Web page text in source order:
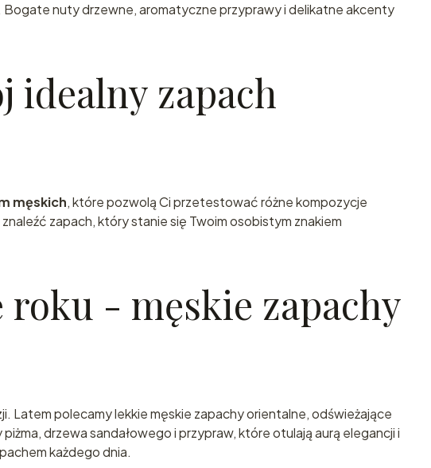
Bogate nuty drzewne, aromatyczne przyprawy i delikatne akcenty
idealny zapach
męskich, które pozwolą Ci przetestować różne kompozycje
znaleźć zapach, który stanie się Twoim osobistym znakiem
roku - męskie zapachy
Latem polecamy lekkie męskie zapachy orientalne, odświeżające
drzewa sandałowego i przypraw, które otulają aurą elegancji i
każdego dnia.